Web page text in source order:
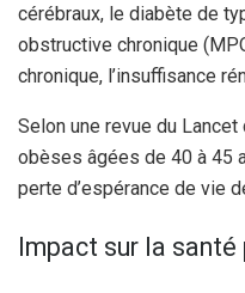
cérébraux, le diabète de
obstructive chronique
chronique, l’insuffisance
Selon une revue du
obèses âgées de 40 à 45
perte d’espérance de vie
Impact sur la